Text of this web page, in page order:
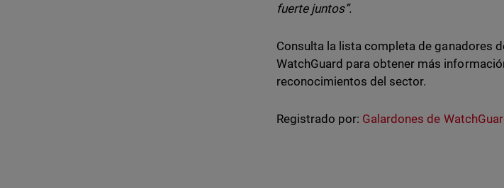
fuerte juntos”.
Consulta la lista completa de ganadores
WatchGuard para obtener más
reconocimientos del sector.
Registrado por: Galardones de